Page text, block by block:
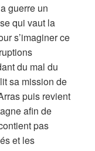
guerre un
qui vaut la
s’imaginer ce
du mal du
sa mission de
puis revient
afin de
pas
et les